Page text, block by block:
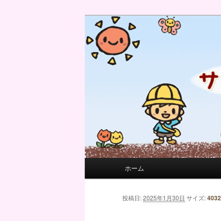
サンフィール保育園のブログ
サンフィール保育園のせんせ
メインコンテンツへ移動
サブコンテンツへ移動
ホーム
画像ナビゲーション
投稿日:2025年1月30日 サイズ: